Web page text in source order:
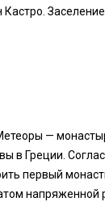
—
в Греции.
первый
напряженной